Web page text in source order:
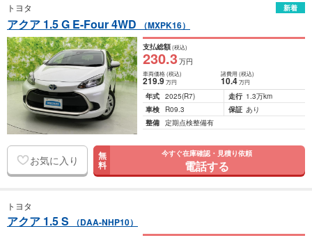
トヨタ 新着
アクア 1.5 G E-Four 4WD （MXPK16）
支払総額(税込)
230.3万円
車両価格(税込)
219.9万円
諸費用 (税込)
10.4 万円
年式 2025(R7) 走行 1.3万km
車検
R09.3 保証 あり
整備 定期点検整備有
お気に入り 無
料
今すぐ在庫確認・見積り依頼
電話する
トヨタ
アクア 1.5 S （DAA-NHP10）